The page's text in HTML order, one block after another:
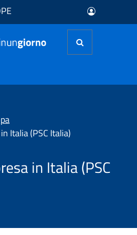
Italia (PSC Italia)
in Italia (PSC